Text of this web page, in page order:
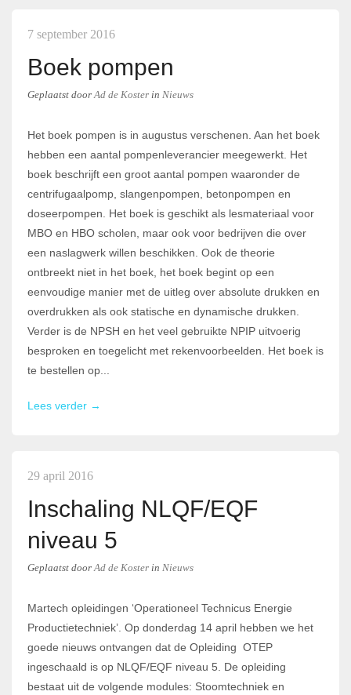
7 september 2016
Boek pompen
Geplaatst doorAd de Koster in Nieuws
Het boek pompen is in augustus verschenen. Aan het boek
hebben een aantal pompenleverancier meegewerkt. Het
boek beschrijft een groot aantal pompen waaronder de
centrifugaalpomp, slangenpompen, betonpompen en
doseerpompen. Het boek is geschikt als lesmateriaal voor
MBO en HBO scholen, maar ook voor bedrijven die over
een naslagwerk willen beschikken. Ook de theorie
ontbreekt niet in het boek, het boek begint op een
eenvoudige manier met de uitleg over absolute drukken en
overdrukken als ook statische en dynamische drukken.
Verder is de NPSH en het veel gebruikte NPIP uitvoerig
besproken en toegelicht met rekenvoorbeelden. Het boek is
te bestellen op...
Lees verder →
29 april 2016
Inschaling NLQF/EQF
niveau 5
Geplaatst doorAd de Koster in Nieuws
Martech opleidingen ‘Operationeel Technicus Energie
Productietechniek’. Op donderdag 14 april hebben we het
goede nieuws ontvangen dat de Opleiding OTEP
ingeschaald is op NLQF/EQF niveau 5. De opleiding
bestaat uit de volgende modules: Stoomtechniek en